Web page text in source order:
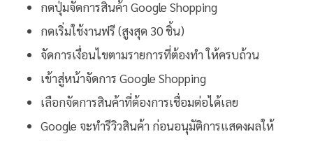
กดปุ่มจัดการสินค้า Google Shopping
กดเริ่มใช้งานฟรี (สูงสุด 30 ชิ้น)
จัดการเงื่อนไขตามรายการที่ต้องทำ ให้ครบถ้วน
เข้าสู่หน้าจัดการ Google Shopping
เลือกจัดการสินค้าที่ต้องการเชื่อมต่อได้เลย
Google จะทำรีวิวสินค้า ก่อนอนุมัติการแสดงผลให้